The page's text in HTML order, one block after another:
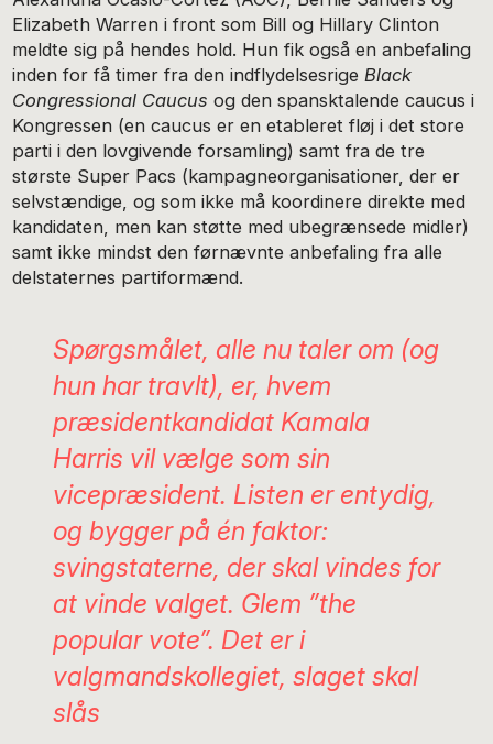
Elizabeth Warren i front som Bill og Hillary Clinton
meldte sig på hendes hold. Hun fik også en anbefaling
inden for få timer fra den indflydelsesrigeBlack
Congressional Caucusog den spansktalende caucus i
Kongressen (en caucus er en etableret fløj i det store
parti i den lovgivende forsamling) samt fra de tre
største Super Pacs (kampagneorganisationer, der er
selvstændige, og som ikke må koordinere direkte med
kandidaten, men kan støtte med ubegrænsede midler)
samt ikke mindst den førnævnte anbefaling fra alle
delstaternes partiformænd.
Spørgsmålet, alle nu taler om (og
hun har travlt), er, hvem
præsidentkandidat Kamala
Harris vil vælge som sin
vicepræsident. Listen er entydig,
og bygger på én faktor:
svingstaterne, der skal vindes for
at vinde valget. Glem ”the
popular vote”. Det er i
valgmandskollegiet, slaget skal
slås